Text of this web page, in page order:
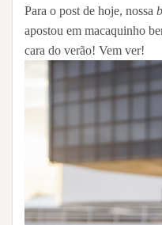
Para o post de hoje, nossa
apostou em macaquinho
cara do verão! Vem ver!